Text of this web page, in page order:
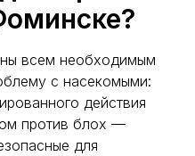
всем необходимым
с насекомыми:
действия
против блох —
для